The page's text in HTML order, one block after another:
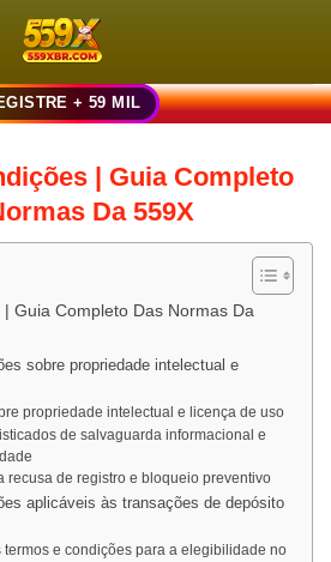
+ 59 MIL
| Guia Completo
Da 559X
Guia Completo Das Normas Da
sobre propriedade intelectual e
propriedade intelectual e licença de uso
de salvaguarda informacional e
recusa de registro e bloqueio preventivo
aplicáveis às transações de depósito
termos e condições para a elegibilidade no